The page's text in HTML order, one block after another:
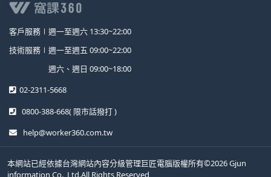
客戶服務∣ 週一至週六 13:30~22:00
技術服務∣ 週一至週五 09:00~22:00
週六、週日 09:00~18:00
02-2311-5668
0800-388-668( 限市話撥打 )
help@worker360.com.tw
本網站已經依據台灣網站內容分級管理巨匠電腦版權所有©2026 Gjun
information Co., Ltd.All Rights Reserved